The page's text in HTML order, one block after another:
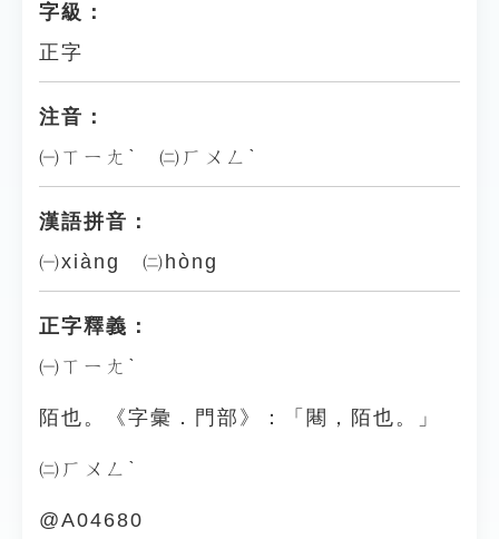
字級：
正字
注音：
㈠ㄒㄧㄤˋ ㈡ㄏㄨㄥˋ
漢語拼音：
㈠xiàng ㈡hòng
正字釋義：
㈠ㄒㄧㄤˋ
陌也。《字彙．門部》：「闀，陌也。」
㈡ㄏㄨㄥˋ
@A04680